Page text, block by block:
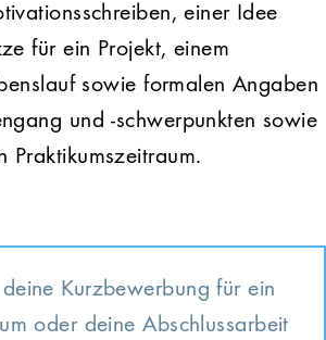
einer Idee
für ein Projekt, einem
sowie formalen Angaben
und -schwerpunkten sowie
Praktikumszeitraum.
Kurzbewerbung für ein
oder deine Abschlussarbeit